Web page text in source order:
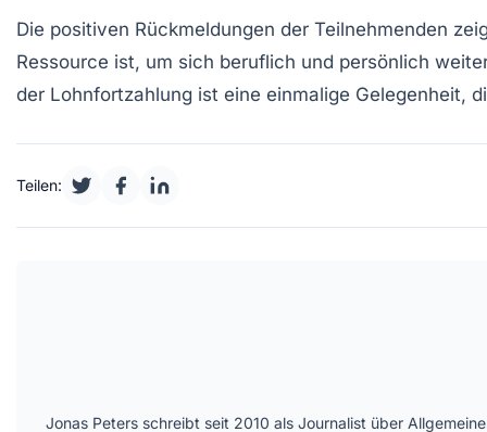
Die positiven Rückmeldungen der Teilnehmenden
Ressource ist, um sich beruflich und persönlich
der Lohnfortzahlung ist eine einmalige Gelegenheit,
Teilen:
Jonas Peters schreibt seit 2010 als Journalist über